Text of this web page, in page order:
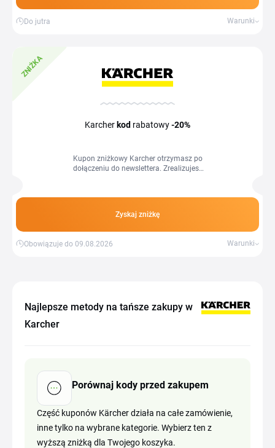
Do jutra Warunki
ZNIŻKA
Karcher kod rabatowy-20%
Kupon zniżkowy Karcher otrzymasz po
dołączeniu do newslettera. Zrealizujesz
Zyskaj zniżkę
Obowiązuje do 09.08.2026 Warunki
Najlepsze metody na tańsze zakupy w
Karcher
Porównaj kody przed zakupem
Część kuponów Kärcher działa na całe zamówienie,
inne tylko na wybrane kategorie. Wybierz ten z
wyższą zniżką dla Twojego koszyka.